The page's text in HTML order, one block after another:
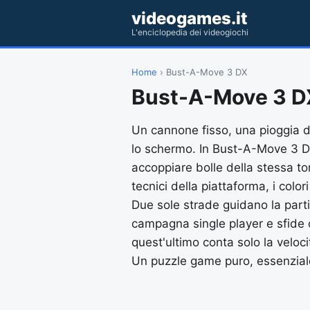
videogames.it
L'enciclopedia dei videogiochi
Home › Bust-A-Move 3 DX
Bust-A-Move 3
Un cannone fisso, una pioggia
lo schermo. In Bust-A-Move 3
accoppiare bolle della stessa
tecnici della piattaforma, i
Due sole strade guidano la
campagna single player e
quest'ultimo conta solo la
Un puzzle game puro,